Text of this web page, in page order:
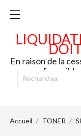
En raison de la
Accueil TONER